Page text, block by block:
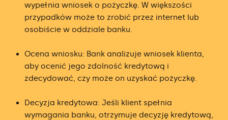
wypełnia wniosek o pożyczkę. W większości
przypadków może to zrobić przez internet lub
osobiście w oddziale banku.
Ocena wniosku: Bank analizuje wniosek klienta,
aby ocenić jego zdolność kredytową i
zdecydować, czy może on uzyskać pożyczkę.
Decyzja kredytowa: Jeśli klient spełnia
wymagania banku, otrzymuje decyzję kredytową,